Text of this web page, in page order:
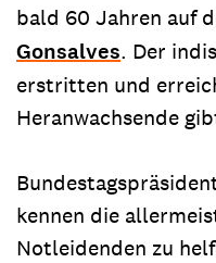
bald 60 Jahren auf
Gonsalves. Der
erstritten und
Heranwachsende
kennen die
Notleidenden zu